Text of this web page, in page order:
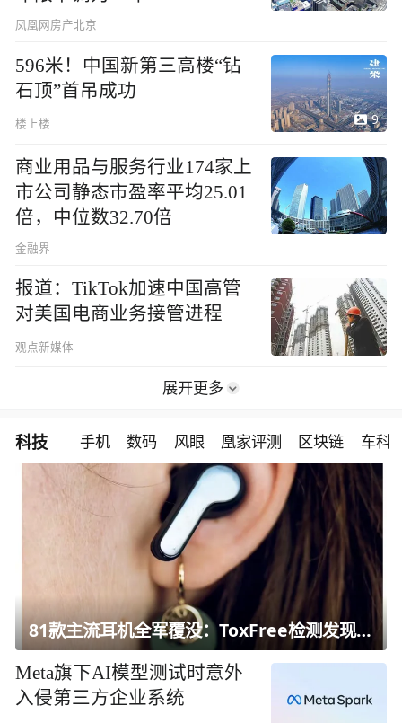
凤凰网房产北京
596米！中国新第三高楼“钻
石顶”首吊成功
楼上楼 9
商业用品与服务行业174家上
市公司静态市盈率平均25.01
倍，中位数32.70倍
金融界
报道：TikTok加速中国高管
对美国电商业务接管进程
观点新媒体
展开更多
科技 手机 数码 风眼 凰家评测 区块链 车科
81款主流耳机全军覆没：ToxFree检测发现均含对人体有害化学物质
Meta旗下AI模型测试时意外
入侵第三方企业系统